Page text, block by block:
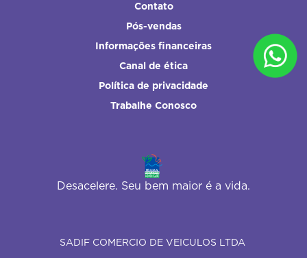
Contato
Pós-vendas
Informações financeiras
Canal de ética
Política de privacidade
Trabalhe Conosco
Desacelere. Seu bem maior é a vida.
SADIF COMERCIO DE VEICULOS LTDA